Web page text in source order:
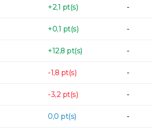
+2,1 pt(s) -
+0,1 pt(s) -
+12,8 pt(s) -
-1,8 pt(s) -
-3,2 pt(s) -
0,0 pt(s) -